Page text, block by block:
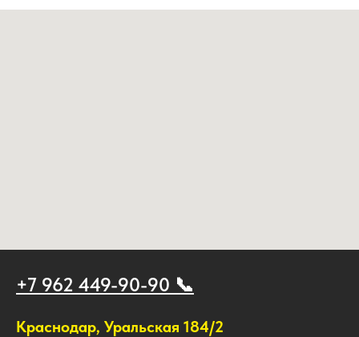
+7 962 449-90-90 📞
Краснодар, Уральская 184/2